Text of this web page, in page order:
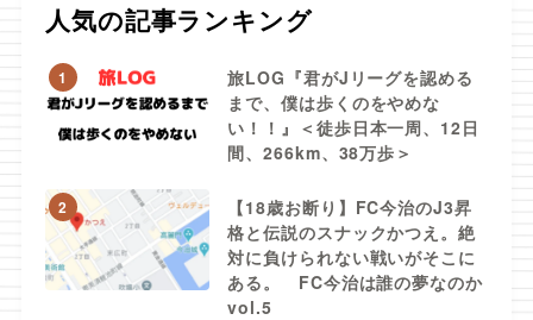
人気の記事ランキング
1
旅LOG『君がJリーグを認める
まで、僕は歩くのをやめな
い！！』＜徒歩日本一周、12日
間、266km、38万歩＞
2
【18歳お断り】FC今治のJ3昇
格と伝説のスナックかつえ。絶
対に負けられない戦いがそこに
ある。 FC今治は誰の夢なのか
vol.5